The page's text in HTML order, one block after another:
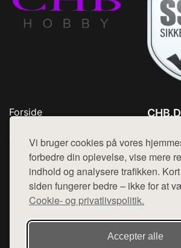
Vi bruger cookies på vores
forbedre din oplevelse, vise mere
indhold og analysere trafikken.
siden fungerer bedre – ikke for at
Cookie- og privatlivspolitik.
Accepter alle
Forside
Top Rabatter
Kontakt
Mail:
Denne side er en del af want.dk, der